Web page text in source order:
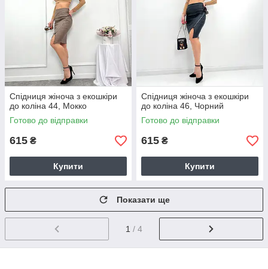
Спідниця жіноча з екошкіри
до коліна 44, Мокко
Готово до відправки
615 ₴
Купити
Спідниця жіноча з екошкіри
до коліна 46, Чорний
Готово до відправки
615 ₴
Купити
Показати ще
1 / 4